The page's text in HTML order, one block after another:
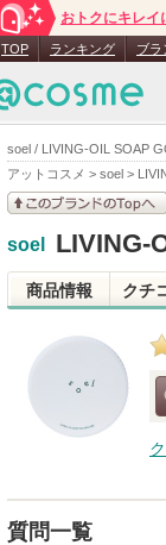
soel / LIVING-OIL SOAP
アットコスメ > soel >
おトクにキレイ
TOP ランキング ブラ
soel LIVING-
商品情報 クチ
質問一覧